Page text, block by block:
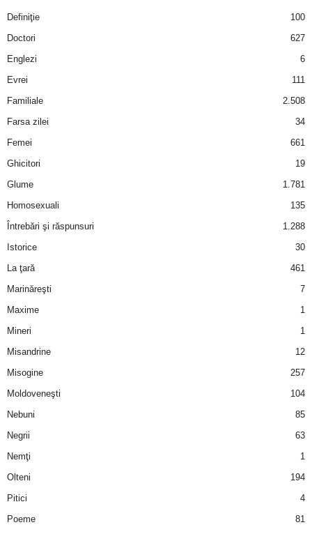
Definiţie
100
Doctori
627
Englezi
6
Evrei
111
Familiale
2.508
Farsa zilei
34
Femei
661
Ghicitori
19
Glume
1.781
Homosexuali
135
Întrebări şi răspunsuri
1.288
Istorice
30
La ţară
461
Marinăreşti
7
Maxime
1
Mineri
1
Misandrine
12
Misogine
257
Moldoveneşti
104
Nebuni
85
Negrii
63
Nemţi
1
Olteni
194
Pitici
4
Poeme
81